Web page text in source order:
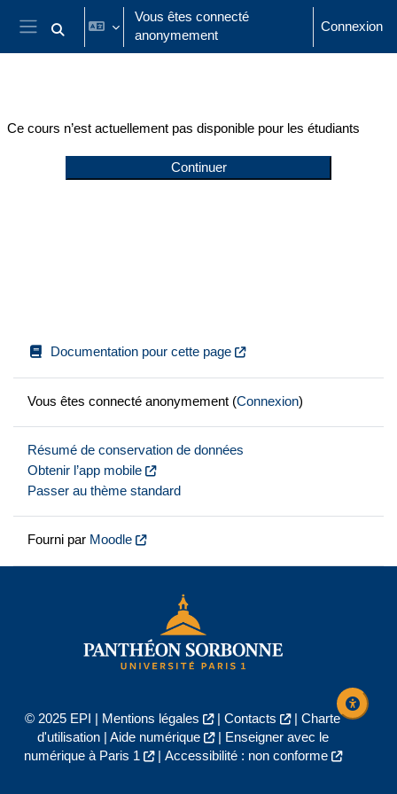
Passer au contenu principal
Panneau latéral
Activer/désactiver la saisie de recherche
Vous êtes connecté
anonymement
Connexion
Ce cours n’est actuellement pas disponible pour les étudiants
Continuer
Documentation pour cette page
Vous êtes connecté anonymement (Connexion)
Résumé de conservation de données
Obtenir l’app mobile
Passer au thème standard
Fourni par Moodle
© 2025 EPI | Mentions légales | Contacts | Charte
d'utilisation| Aide numérique |
Enseigner avec le
numérique à Paris 1
| Accessibilité : non conforme